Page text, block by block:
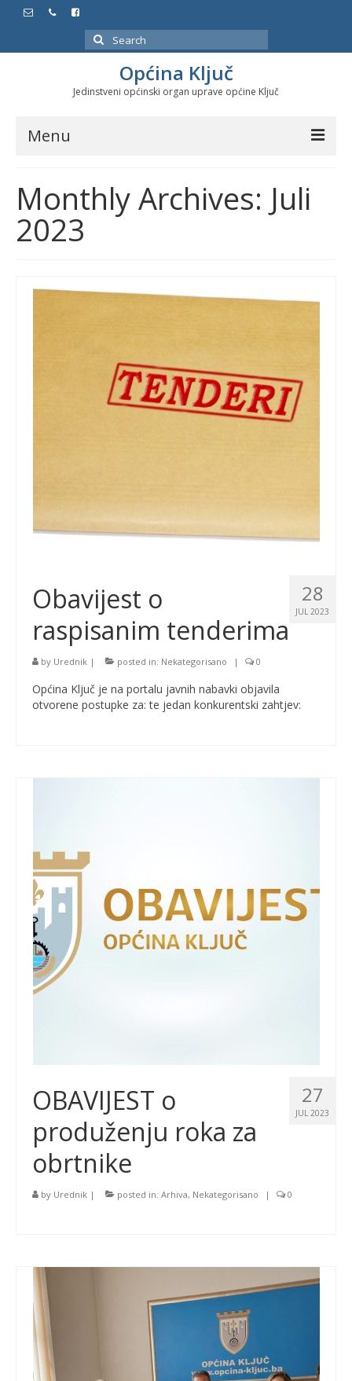
Search
for:
Općina Ključ
Jedinstveni općinski organ uprave općine Ključ
Menu
Službeni glasnici
Javne nabavke
Program energetske efikasnosti u stambenom
Monthly Archives: Juli
2023
28
JUL 2023
Obavijest o
raspisanim tenderima
by Urednik | posted in: Nekategorisano | 0
Općina Ključ je na portalu javnih nabavki objavila
otvorene postupke za: te jedan konkurentski zahtjev:
27
JUL 2023
OBAVIJEST o
produženju roka za
obrtnike
by Urednik | posted in: Arhiva, Nekategorisano | 0